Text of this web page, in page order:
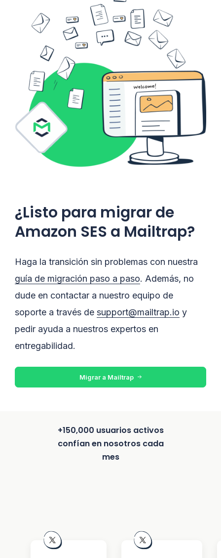
¿Listo para migrar de
Amazon SES a Mailtrap?
Haga la transición sin problemas con nuestra
guía de migración paso a paso. Además, no
dude en contactar a nuestro equipo de
soporte a través de support@mailtrap.io y
pedir ayuda a nuestros expertos en
entregabilidad.
Migrar a Mailtrap
+150,000 usuarios activos
confían en nosotros cada
mes